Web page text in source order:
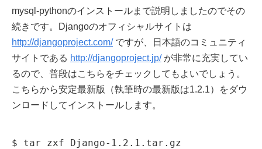
mysql-pythonのインストールまで説明しましたのでその
続きです。Djangoのオフィシャルサイトは
http://djangoproject.com/ですが、日本語のコミュニティ
サイトである http://djangoproject.jp/が非常に充実してい
るので、普段はこちらをチェックしてもよいでしょう。
こちらから安定最新版（執筆時の最新版は1.2.1）をダウ
ンロードしてインストールします。
$ tar zxf Django-1.2.1.tar.gz